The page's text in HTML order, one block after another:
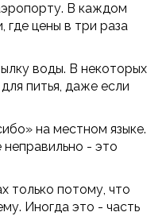
В каждом
где цены в три раза
воды. В некоторых
питья, даже если
на местном языке.
- это
только потому, что
Иногда это - часть